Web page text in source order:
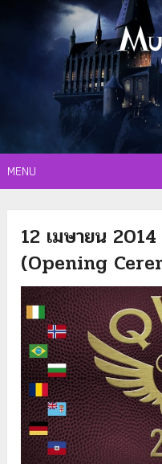
MENU
12 เมษายน
(Opening